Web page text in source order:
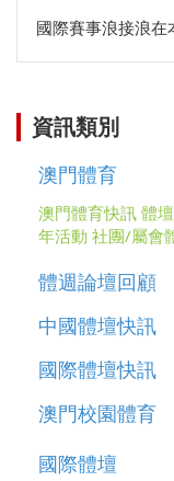
相
關
國際賽事浪接浪
資訊類別
澳門體育
澳門體育快訊 體
年活動 社團/屬會
體週論壇回顧
中國體壇快訊
國際體壇快訊
澳門校園體育
國際體壇